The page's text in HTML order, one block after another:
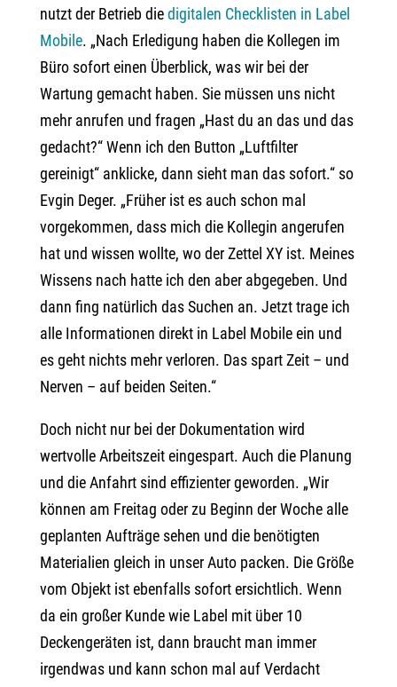
nutzt der Betrieb diedigitalen Checklisten in Label
Mobile. „Nach Erledigung haben die Kollegen im
Büro sofort einen Überblick, was wir bei der
Wartung gemacht haben. Sie müssen uns nicht
mehr anrufen und fragen „Hast du an das und das
gedacht?“ Wenn ich den Button „Luftfilter
gereinigt“ anklicke, dann sieht man das sofort.“ so
Evgin Deger. „Früher ist es auch schon mal
vorgekommen, dass mich die Kollegin angerufen
hat und wissen wollte, wo der Zettel XY ist. Meines
Wissens nach hatte ich den aber abgegeben. Und
dann fing natürlich das Suchen an. Jetzt trage ich
alle Informationen direkt in Label Mobile ein und
es geht nichts mehr verloren. Das spart Zeit – und
Nerven – auf beiden Seiten.“
Doch nicht nur bei der Dokumentation wird
wertvolle Arbeitszeit eingespart. Auch die Planung
und die Anfahrt sind effizienter geworden. „Wir
können am Freitag oder zu Beginn der Woche alle
geplanten Aufträge sehen und die benötigten
Materialien gleich in unser Auto packen. Die Größe
vom Objekt ist ebenfalls sofort ersichtlich. Wenn
da ein großer Kunde wie Label mit über 10
Deckengeräten ist, dann braucht man immer
irgendwas und kann schon mal auf Verdacht